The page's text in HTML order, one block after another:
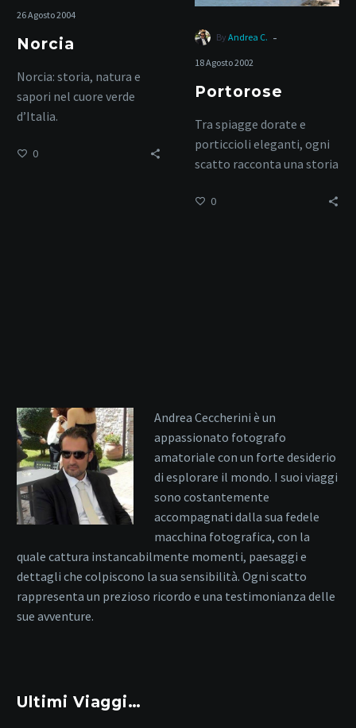
26 Agosto 2004
Norcia
Norcia: storia, natura e
sapori nel cuore verde
d’Italia.
0
By Andrea C. -
18 Agosto 2002
Portorose
Tra spiagge dorate e
porticcioli eleganti, ogni
scatto racconta una storia
0
Andrea Ceccherini è un
appassionato fotografo
amatoriale con un forte desiderio
di esplorare il mondo. I suoi viaggi
sono costantemente
accompagnati dalla sua fedele
macchina fotografica, con la
quale cattura instancabilmente momenti, paesaggi e
dettagli che colpiscono la sua sensibilità. Ogni scatto
rappresenta un prezioso ricordo e una testimonianza delle
sue avventure.
Ultimi Viaggi…